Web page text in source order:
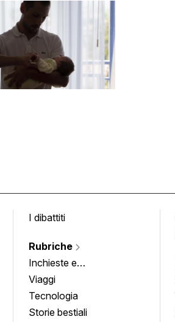
I dibattiti
Rubriche
Inchieste e
approfondimenti
Viaggi
Tecnologia
Storie bestiali